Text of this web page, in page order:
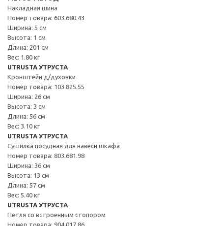
Накладная шина
Номер товара: 603.680.43
Ширина: 5 см
Высота: 1 см
Длина: 201 см
Вес: 1.80 кг
UTRUSTA УТРУСТА
Кронштейн д/духовки
Номер товара: 103.825.55
Ширина: 26 см
Высота: 3 см
Длина: 56 см
Вес: 3.10 кг
UTRUSTA УТРУСТА
Сушилка посудная для навесн шкафа
Номер товара: 803.681.98
Ширина: 36 см
Высота: 13 см
Длина: 57 см
Вес: 5.40 кг
UTRUSTA УТРУСТА
Петля со встроенным стопором
Номер товара: 904.017.86